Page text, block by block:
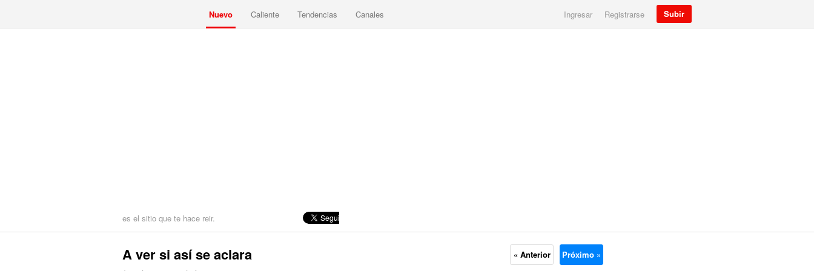
Nuevo Caliente Tendencias Canales Ingresar Registrarse Subir
es el sitio que te hace reir.
A ver si así se aclara « Anterior Próximo »